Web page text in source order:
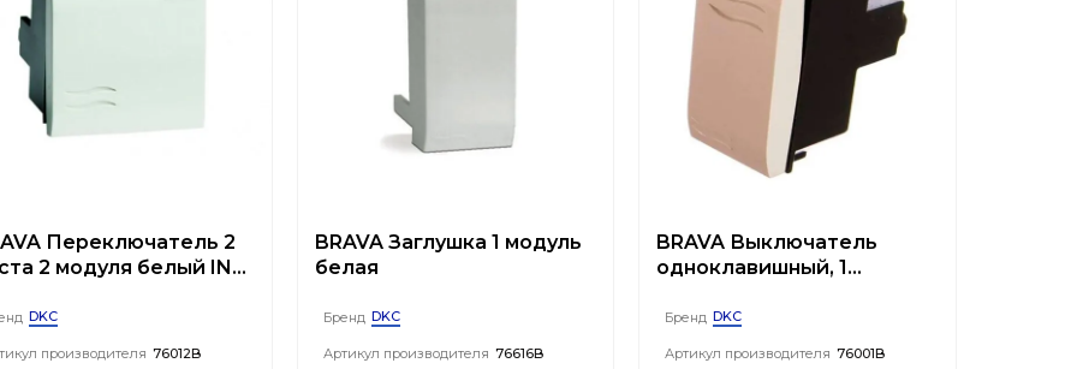
Переключатель 2
2 модуля белый IN-
DKC
производителя 76012B
BRAVA Заглушка 1 модуль
белая
Бренд DKC
Артикул производителя 76616B
BRAVA Выключатель
одноклавишный, 1
Бренд DKC
Артикул производителя 76001B